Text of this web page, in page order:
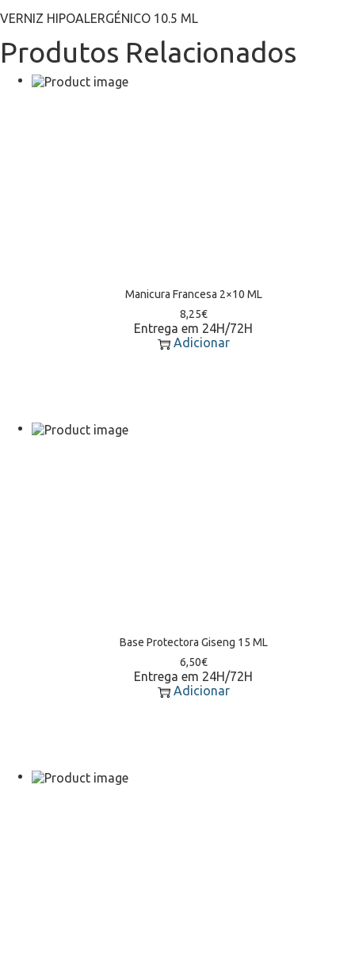
VERNIZ HIPOALERGÉNICO 10.5 ML
Produtos Relacionados
Manicura Francesa 2×10 ML
8,25€
Entrega em 24H/72H
Adicionar
Base Protectora Giseng 15 ML
6,50€
Entrega em 24H/72H
Adicionar